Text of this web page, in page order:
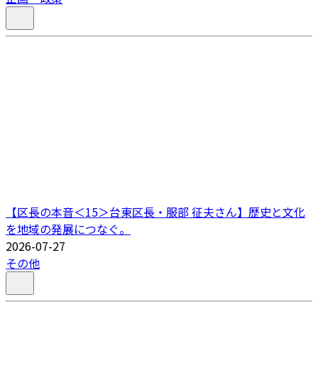
【区長の本音＜15＞台東区長・服部 征夫さん】歴史と文化
を地域の発展につなぐ。
2026-07-27
その他